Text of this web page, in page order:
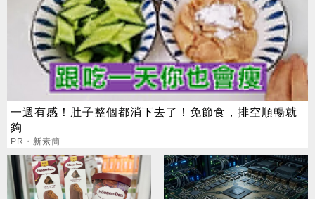
一週有感！肚子整個都消下去了！免節食，排空順暢就
夠
PR・新素簡